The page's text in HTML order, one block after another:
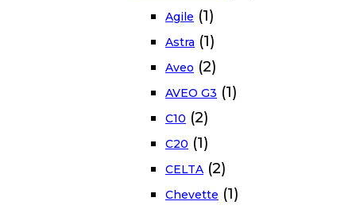
Agile (1)
Astra (1)
Aveo (2)
AVEO G3 (1)
C10 (2)
C20 (1)
CELTA (2)
Chevette (1)